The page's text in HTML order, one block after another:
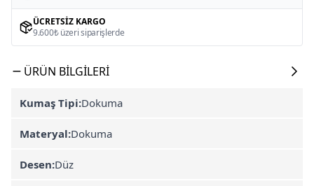
ÜCRETSIZ KARGO
9.600₺ üzeri siparişlerde
ÜRÜN BILGILERI
Kumaş Tipi:Dokuma
Materyal:Dokuma
Desen:Düz